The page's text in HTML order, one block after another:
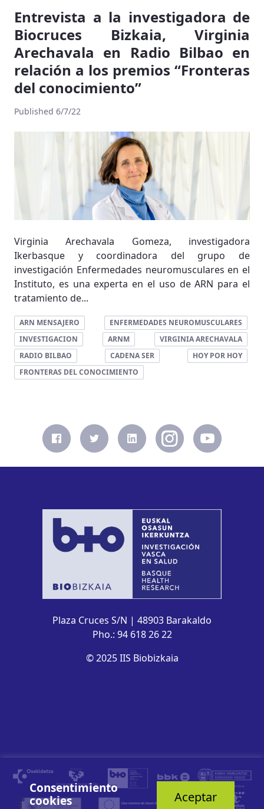
Entrevista a la investigadora de
Biocruces Bizkaia, Virginia
Arechavala en Radio Bilbao en
relación a los premios “Fronteras
del conocimiento”
Published 6/7/22
Virginia Arechavala Gomeza, investigadora
Ikerbasque y coordinadora del grupo de
investigación Enfermedades neuromusculares en el
Instituto, es una experta en el uso de ARN para el
tratamiento de...
ARN MENSAJERO
ENFERMEDADES NEUROMUSCULARES
INVESTIGACION
ARNM
VIRGINIA ARECHAVALA
RADIO BILBAO
CADENA SER
HOY POR HOY
FRONTERAS DEL CONOCIMIENTO
Plaza Cruces S/N | 48903 Barakaldo
Pho.: 94 618 26 22
© 2025 IIS Biobizkaia
Consentimiento
cookies
Aceptar